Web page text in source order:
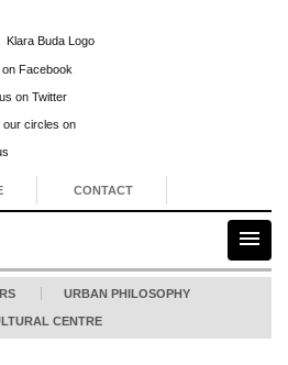
CONTACT
URBAN PHILOSOPHY
CENTRE